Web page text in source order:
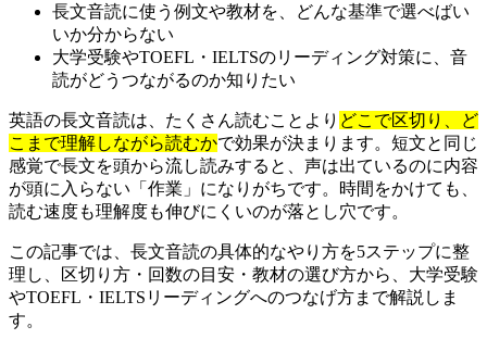
長文音読に使う例文や教材を、どんな基準で選べばい
いか分からない
大学受験やTOEFL・IELTSのリーディング対策に、音
読がどうつながるのか知りたい
英語の長文音読は、たくさん読むことより どこで区切り、ど
こまで理解しながら読むかで効果が決まります。短文と同じ
感覚で長文を頭から流し読みすると、声は出ているのに内容
が頭に入らない「作業」になりがちです。時間をかけても、
読む速度も理解度も伸びにくいのが落とし穴です。
この記事では、長文音読の具体的なやり方を5ステップに整
理し、区切り方・回数の目安・教材の選び方から、大学受験
やTOEFL・IELTSリーディングへのつなげ方まで解説しま
す。